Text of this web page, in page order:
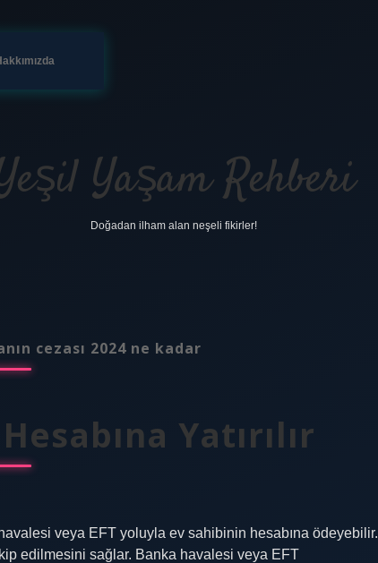
Yaşam Rehberi
Doğadan ilham alan neşeli fikirler!
cezası 2024 ne kadar
Yatırılır
veya EFT yoluyla ev sahibinin hesabına ödeyebilir.
edilmesini sağlar. Banka havalesi veya EFT